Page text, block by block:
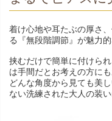
着け心地や耳たぶの厚さ
る『無段階調節』が魅力
挟むだけで簡単に付けら
は手間だとお考えの方に
どんな角度から見ても美
ない洗練された大人の装い